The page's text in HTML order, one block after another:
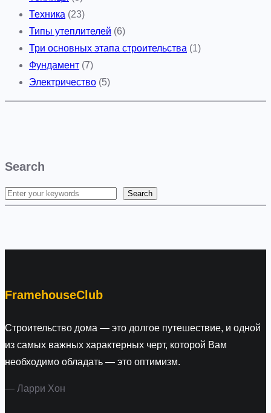
Техника (23)
Типы утеплителей (6)
Три основных этапа строительства (1)
Фундамент (7)
Электричество (5)
Search
S
Search
FramehouseClub
Строительство дома — это долгое путешествие, и одной
из самых важных характерных черт, которой Вам
необходимо обладать — это оптимизм.
— Ларри Хон